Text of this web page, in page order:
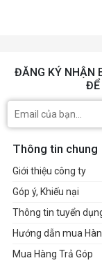
ĐĂNG KÝ NHẬN
ĐỂ
Thông tin chung
Giới thiệu công ty
Góp ý, Khiếu nại
Thông tin tuyển
Hướng dẫn mua
Mua Hàng Trả Góp